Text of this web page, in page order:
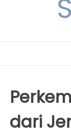
dari